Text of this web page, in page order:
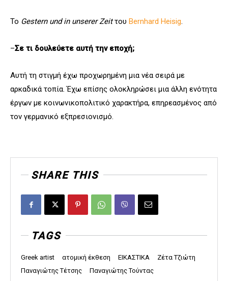
Το Gestern und in unserer Zeitτου Bernhard Heisig.
–Σε τι δουλεύετε αυτή την εποχή;
Αυτή τη στιγμή έχω προχωρημένη μια νέα σειρά με
αρκαδικά τοπία. Έχω επίσης ολοκληρώσει μια άλλη ενότητα
έργων με κοινωνικοπολιτικό χαρακτήρα, επηρεασμένος από
τον γερμανικό εξπρεσιονισμό.
SHARE THIS
TAGS
Greek artist ατομική έκθεση ΕΙΚΑΣΤΙΚΑ
Ζέτα Τζιώτη
Παναγιώτης Τέτσης
Παναγιώτης Τούντας